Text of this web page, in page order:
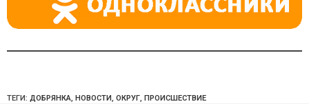
ТЕГИ: ДОБРЯНКА, НОВОСТИ, ОКРУГ, ПРОИСШЕСТВИЕ